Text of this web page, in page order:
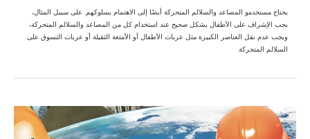
يحتاج مستخدمو المصاعد والسلالم المتحركة أيضًا إلى الاهتمام بسلوكهم. على سبيل المثال،
يجب الإشراف على الأطفال بشكل صحيح عند استخدام كل من المصاعد والسلالم المتحركة،
ويجب عدم نقل العناصر الكبيرة مثل عربات الأطفال أو الأمتعة الثقيلة أو عربات التسوق على
السلالم المتحركة.